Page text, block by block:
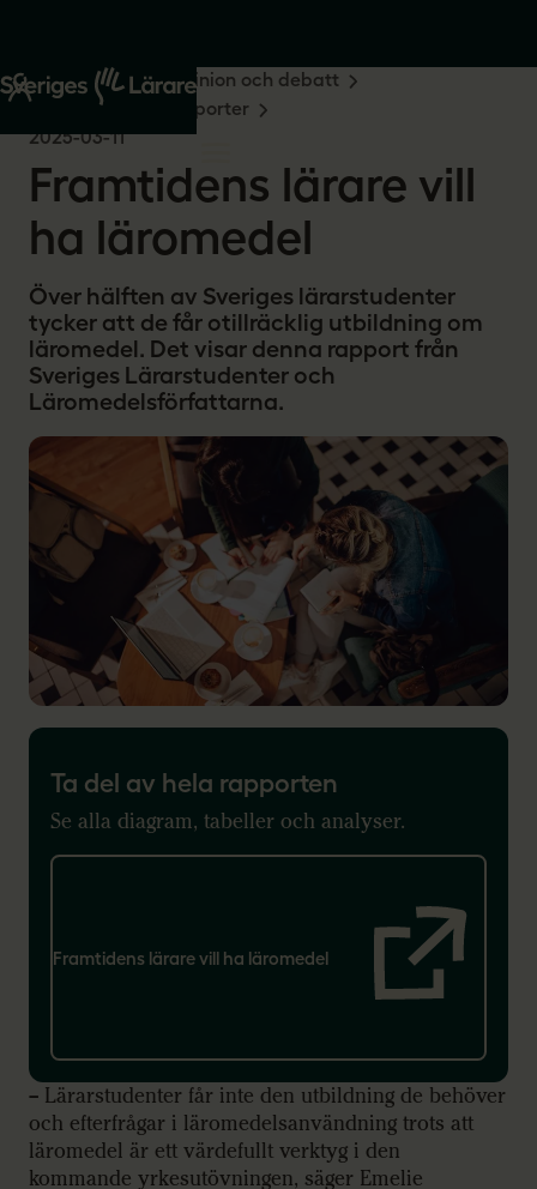
Start Om oss
Opinion och debatt
Undersökningar & rapporter
2025-03-11
Framtidens lärare vill
ha läromedel
Över hälften av Sveriges lärarstudenter
tycker att de får otillräcklig utbildning om
läromedel. Det visar denna rapport från
Sveriges Lärarstudenter och
Läromedelsförfattarna.
Ta del av hela rapporten
Se alla diagram, tabeller och analyser.
Framtidens lärare vill ha läromedel
– Lärarstudenter får inte den utbildning de behöver
och efterfrågar i läromedelsanvändning trots att
läromedel är ett värdefullt verktyg i den
kommande yrkesutövningen, säger Emelie